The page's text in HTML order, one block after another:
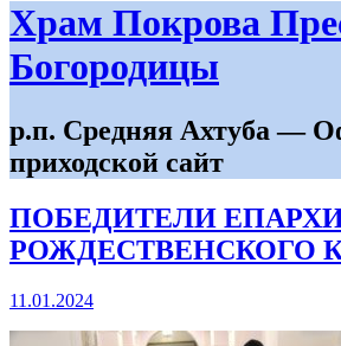
Храм Покрова
Богородицы
р.п. Средняя Ахтуба —
приходской сайт
ПОБЕДИТЕЛИ
РОЖДЕСТВЕНСКОГО
11.01.2024